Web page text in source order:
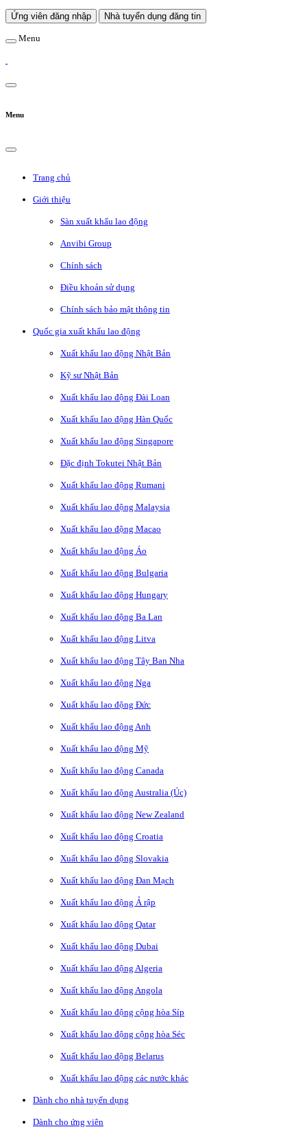
Ứng viên đăng nhập Nhà tuyển dụng đăng tin
Menu
Menu
Trang chủ
Giới thiệu
Sàn xuất khẩu lao động
Anvibi Group
Chính sách
Điều khoản sử dụng
Chính sách bảo mật thông tin
Quốc gia xuất khẩu lao động
Xuất khẩu lao động Nhật Bản
Kỹ sư Nhật Bản
Xuất khẩu lao động Đài Loan
Xuất khẩu lao động Hàn Quốc
Xuất khẩu lao động Singapore
Đặc định Tokutei Nhật Bản
Xuất khẩu lao động Rumani
Xuất khẩu lao động Malaysia
Xuất khẩu lao động Macao
Xuất khẩu lao động Áo
Xuất khẩu lao động Bulgaria
Xuất khẩu lao động Hungary
Xuất khẩu lao động Ba Lan
Xuất khẩu lao động Litva
Xuất khẩu lao động Tây Ban Nha
Xuất khẩu lao động Nga
Xuất khẩu lao động Đức
Xuất khẩu lao động Anh
Xuất khẩu lao động Mỹ
Xuất khẩu lao động Canada
Xuất khẩu lao động Australia (Úc)
Xuất khẩu lao động New Zealand
Xuất khẩu lao động Croatia
Xuất khẩu lao động Slovakia
Xuất khẩu lao động Đan Mạch
Xuất khẩu lao động Ả rập
Xuất khẩu lao động Qatar
Xuất khẩu lao động Dubai
Xuất khẩu lao động Algeria
Xuất khẩu lao động Angola
Xuất khẩu lao động cộng hòa Síp
Xuất khẩu lao động cộng hòa Séc
Xuất khẩu lao động Belarus
Xuất khẩu lao động các nước khác
Dành cho nhà tuyển dụng
Dành cho ứng viên